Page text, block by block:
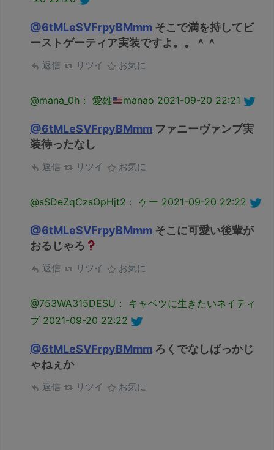
@6tMLeSVFrpyBMmm そこで満を持してビ
ーストゲーティア実装ですよ。。＾＾
返信 リツイ お気に
@mana_0h： 愛雄 manao 2021-09-20 22:21
@6tMLeSVFrpyBMmm ファニーヴァンプ実
装待ったなし
返信 リツイ お気に
@sSDeZqCzsOpHjt2： ケー 2021-09-20 22:22
@6tMLeSVFrpyBMmm そこに可愛い後輩が
おるじゃろ
返信 リツイ お気に
@753WA315DESU： キャベツに生きたいネイティ
ブ 2021-09-20 22:22
@6tMLeSVFrpyBMmm ろくでなしばっかじ
ゃねぇか
返信 リツイ お気に